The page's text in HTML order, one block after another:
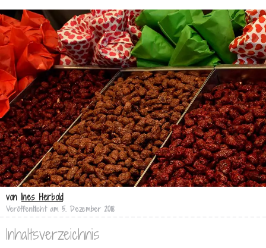
von Ines Herbold
Veröffentlicht am 5. Dezember 2018
Inhaltsverzeichnis